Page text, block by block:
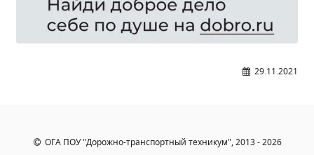
29.11.2021
ОГА ПОУ "Дорожно-транспортный техникум", 2013 - 2026